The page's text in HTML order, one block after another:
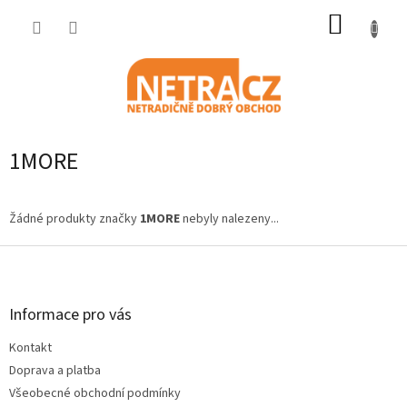
1MORE
Žádné produkty značky 1MOREnebyly nalezeny...
Z
Informace pro vás
Kontakt
Doprava a platba
Všeobecné obchodní podmínky